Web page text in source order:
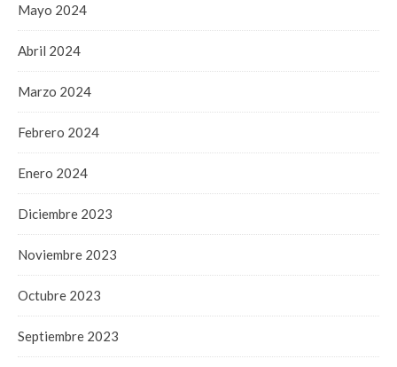
Mayo 2024
Abril 2024
Marzo 2024
Febrero 2024
Enero 2024
Diciembre 2023
Noviembre 2023
Octubre 2023
Septiembre 2023